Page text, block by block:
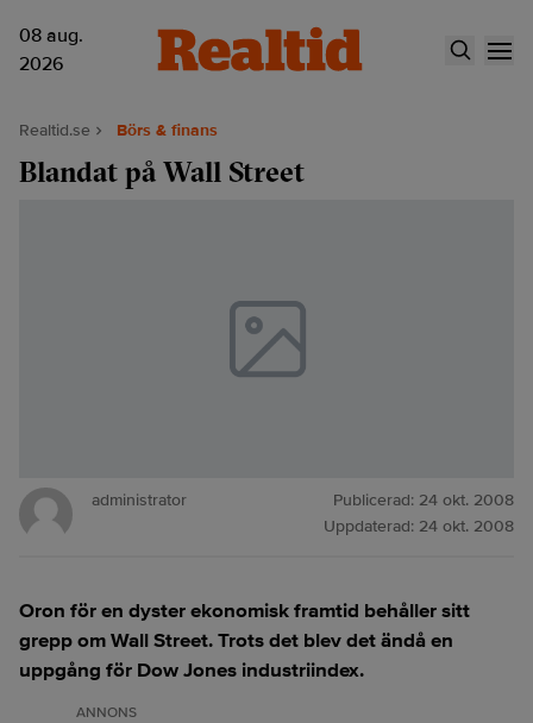
08 aug.
2026
Realtid.se Börs & finans
Blandat på Wall Street
administrator Publicerad: 24 okt. 2008
Uppdaterad: 24 okt. 2008
Oron för en dyster ekonomisk framtid behåller sitt
grepp om Wall Street. Trots det blev det ändå en
uppgång för Dow Jones industriindex.
ANNONS